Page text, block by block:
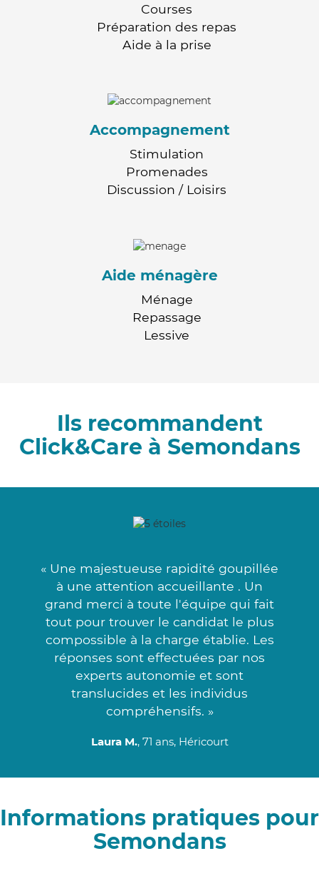
Courses
Préparation des repas
Aide à la prise
Accompagnement
Stimulation
Promenades
Discussion / Loisirs
Aide ménagère
Ménage
Repassage
Lessive
Ils recommandent
Click&Care à Semondans
« Une majestueuse rapidité goupillée
à une attention accueillante . Un
grand merci à toute l'équipe qui fait
tout pour trouver le candidat le plus
compossible à la charge établie. Les
réponses sont effectuées par nos
experts autonomie et sont
translucides et les individus
compréhensifs. »
Laura M., 71 ans, Héricourt
Informations pratiques pour
Semondans